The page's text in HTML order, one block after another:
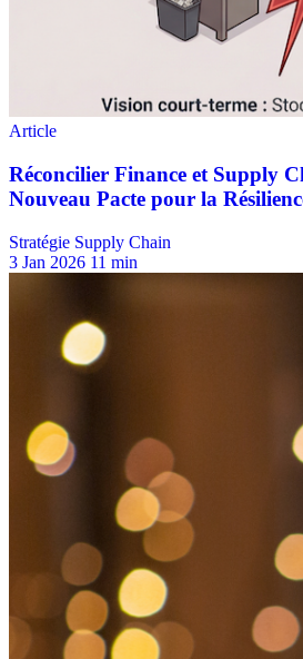
Stratégie Supply Chain
3 Jan 2026 11 min